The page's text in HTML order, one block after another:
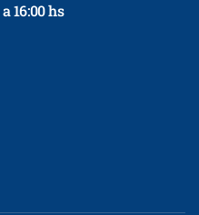
16:00 hs